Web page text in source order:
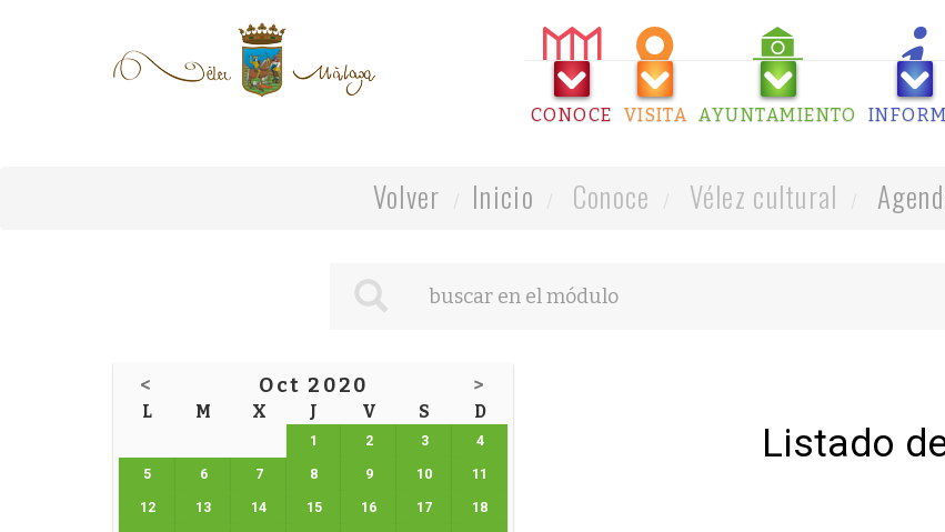
CONOCE VISITA AYUNTAMIENTO
Volver Inicio Conoce Vélez cultural
< Oct 2020 >
L M X J V S D
1 2 3 4
5 6 7 8 9 10 11
12 13 14 15 16 17 18
Listado